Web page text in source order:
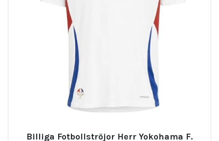
Billiga Fotbollströjor Herr Yokohama F.